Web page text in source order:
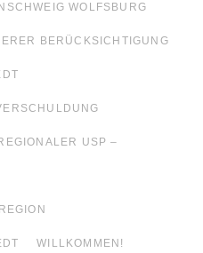
WOLFSBURG
BERÜCKSICHTIGUNG
USP –
WILLKOMMEN!